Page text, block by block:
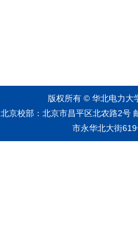
版权所有 © 华北电力大
北京校部：北京市昌平区北农路2号
市永华北大街